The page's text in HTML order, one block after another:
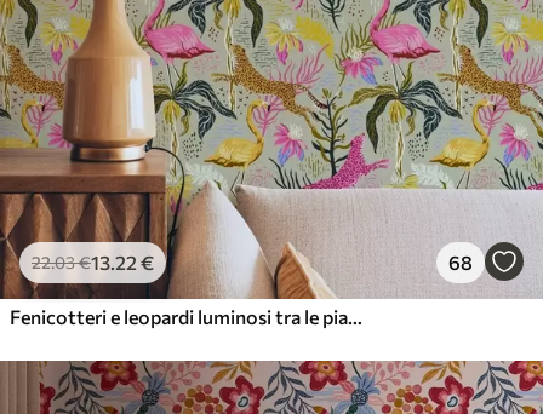
22.03€13.22 € 68
Fenicotteri e leopardi luminosi tra le piante tropicali